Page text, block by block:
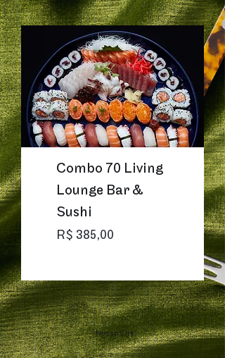
Combo 70 Living
Lounge Bar &
Sushi
Preço
R$ 385,00
Nosso Site